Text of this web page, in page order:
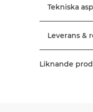
ren look som
T-shirt eller
Tekniska
Leverans &
Liknande